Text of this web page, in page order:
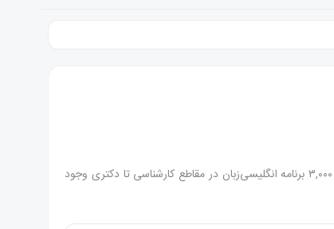
به‌طور فعال دانشجویان بین‌المللی را جذب می‌کند. بیش از ۳,۰۰۰ برنامه انگلیسی‌زبان در مقاطع کارشناسی تا دکتری وجود